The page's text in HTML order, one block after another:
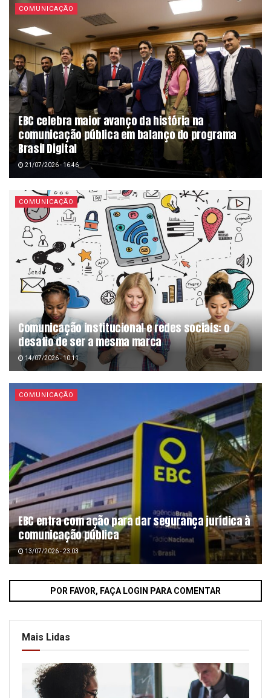
COMUNICAÇÃO
EBC celebra maior avanço da história na
comunicação pública em balanço do programa
Brasil Digital
21/07/2026 - 16:46
COMUNICAÇÃO
Comunicação institucional e redes sociais: o
desafio de ser a mesma marca
14/07/2026 - 10:11
COMUNICAÇÃO
EBC entra com ação para dar segurança jurídica à
comunicação pública
13/07/2026 - 23:03
POR FAVOR, FAÇA LOGIN PARA COMENTAR
Mais Lidas